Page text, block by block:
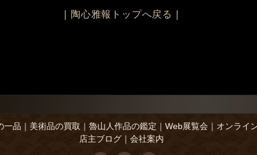
陶心雅報トップへ戻る
一品 美術品の買取 魯山人作品の鑑定 Web展覧会
オンライ
店主ブログ
会社案内